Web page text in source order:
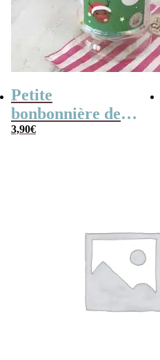
Petite
bonbonnière de
Noël – 20 Bonbons
3,90€